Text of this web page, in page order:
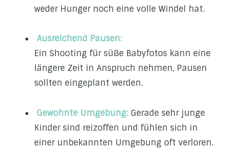
weder Hunger noch eine volle Windel hat.
Ausreichend Pausen:
Ein Shooting für süße Babyfotos kann eine
längere Zeit in Anspruch nehmen, Pausen
sollten eingeplant werden.
Gewohnte Umgebung: Gerade sehr junge
Kinder sind reizoffen und fühlen sich in
einer unbekannten Umgebung oft verloren.